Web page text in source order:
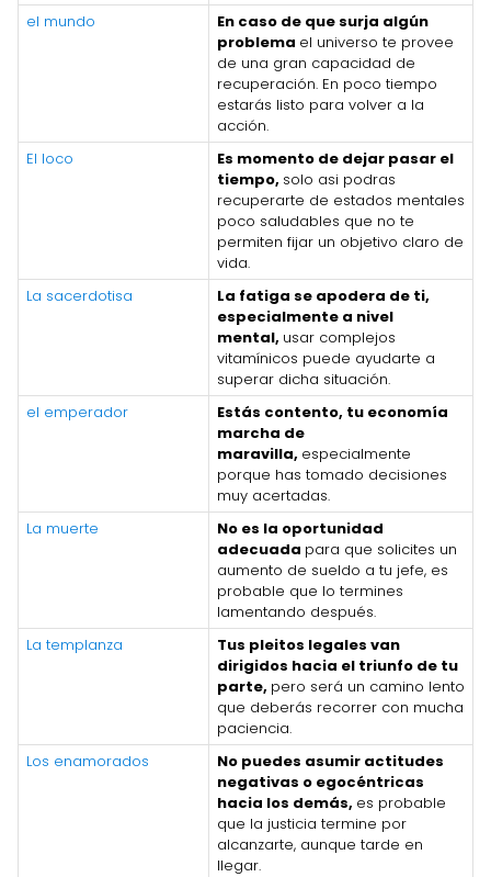
el mundo
En caso de que surja algún
problema el universo te provee
de una gran capacidad de
recuperación. En poco tiempo
estarás listo para volver a la
acción.
El loco
Es momento de dejar pasar el
tiempo, solo asi podras
recuperarte de estados mentales
poco saludables que no te
permiten fijar un objetivo claro de
vida.
La sacerdotisa
La fatiga se apodera de ti,
especialmente a nivel
mental, usar complejos
vitamínicos puede ayudarte a
superar dicha situación.
el emperador
Estás contento, tu economía
marcha de
maravilla, especialmente
porque has tomado decisiones
muy acertadas.
La muerte
No es la oportunidad
adecuada para que solicites un
aumento de sueldo a tu jefe, es
probable que lo termines
lamentando después.
La templanza
Tus pleitos legales van
dirigidos hacia el triunfo de tu
parte, pero será un camino lento
que deberás recorrer con mucha
paciencia.
Los enamorados
No puedes asumir actitudes
negativas o egocéntricas
hacia los demás, es probable
que la justicia termine por
alcanzarte, aunque tarde en
llegar.